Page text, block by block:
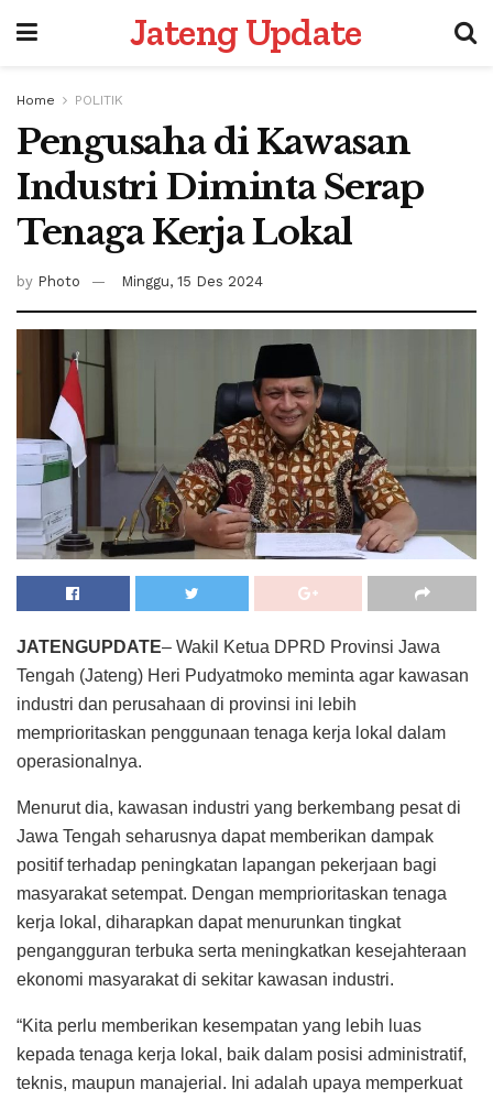
Jateng Update
Home POLITIK
Pengusaha di Kawasan
Industri Diminta Serap
Tenaga Kerja Lokal
by Photo Minggu, 15 Des 2024
JATENGUPDATE– Wakil Ketua DPRD Provinsi Jawa
Tengah (Jateng) Heri Pudyatmoko meminta agar kawasan
industri dan perusahaan di provinsi ini lebih
memprioritaskan penggunaan tenaga kerja lokal dalam
operasionalnya.
Menurut dia, kawasan industri yang berkembang pesat di
Jawa Tengah seharusnya dapat memberikan dampak
positif terhadap peningkatan lapangan pekerjaan bagi
masyarakat setempat. Dengan memprioritaskan tenaga
kerja lokal, diharapkan dapat menurunkan tingkat
pengangguran terbuka serta meningkatkan kesejahteraan
ekonomi masyarakat di sekitar kawasan industri.
“Kita perlu memberikan kesempatan yang lebih luas
kepada tenaga kerja lokal, baik dalam posisi administratif,
teknis, maupun manajerial. Ini adalah upaya memperkuat